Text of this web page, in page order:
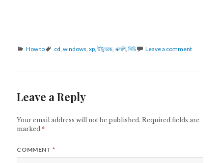
Categories
How to Tags
cd ,windows ,xp ,উইন্ডোজ,এক্সপি ,সিডি Leave a comment
Leave a Reply
Your email address will not be published. Required fields are
marked*
COMMENT*